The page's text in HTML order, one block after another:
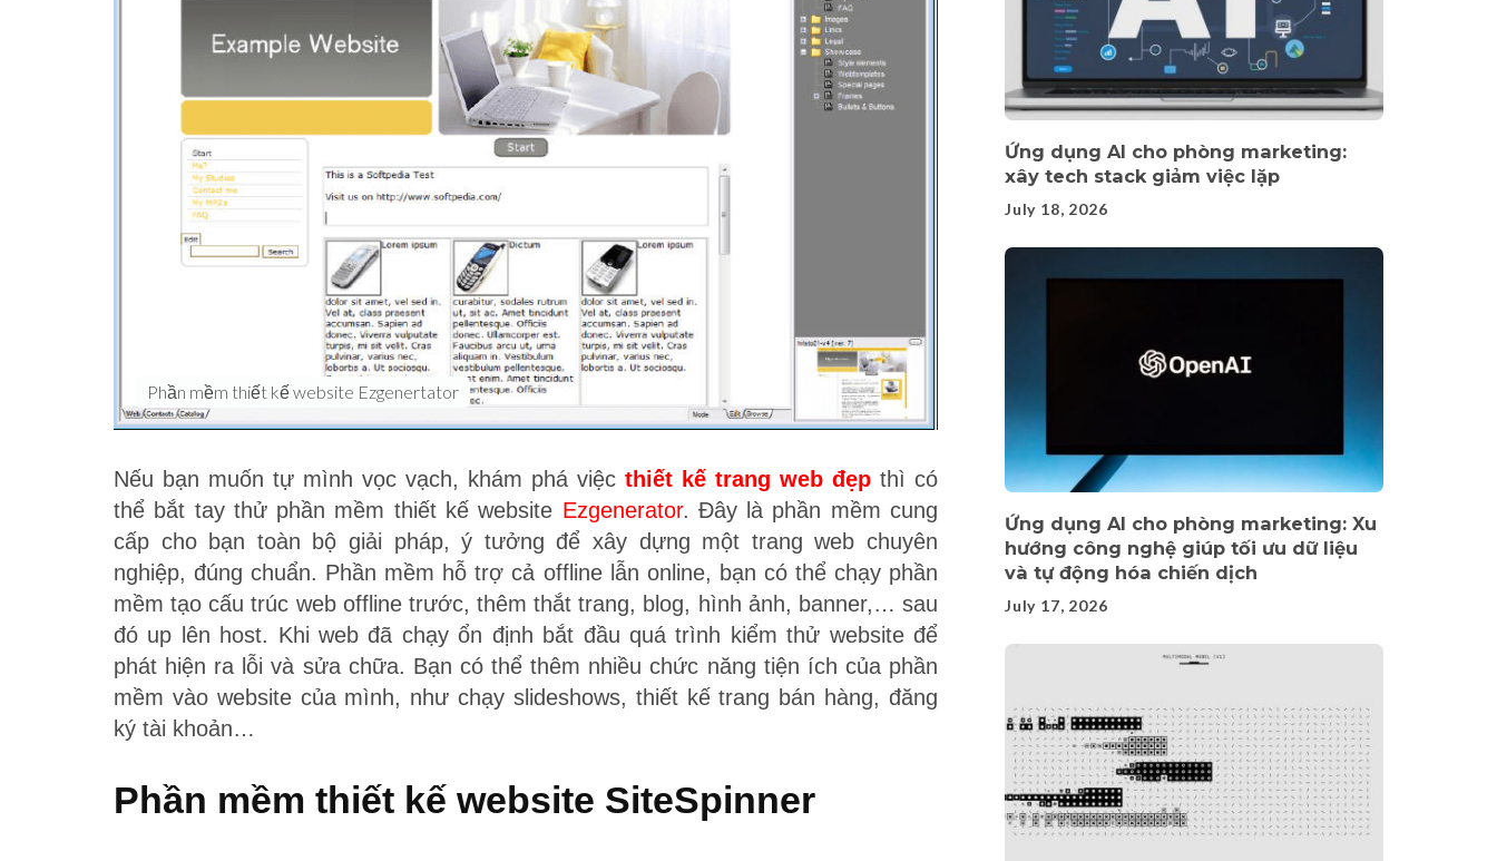
Phần mềm thiết kế website Ezgenertator
Nếu bạn muốn tự mình vọc vạch, khám phá việc thiết kế trang web đẹp thì có
thể bắt tay thử phần mềm thiết kế website Ezgenerator. Đây là phần mềm cung
cấp cho bạn toàn bộ giải pháp, ý tưởng để xây dựng một trang web chuyên
nghiệp, đúng chuẩn. Phần mềm hỗ trợ cả offline lẫn online, bạn có thể chạy phần
mềm tạo cấu trúc web offline trước, thêm thắt trang, blog, hình ảnh, banner,… sau
đó up lên host. Khi web đã chạy ổn định bắt đầu quá trình kiểm thử website để
phát hiện ra lỗi và sửa chữa. Bạn có thể thêm nhiều chức năng tiện ích của phần
mềm vào website của mình, như chạy slideshows, thiết kế trang bán hàng, đăng
ký tài khoản…
Phần mềm thiết kế website SiteSpinner
Ứng dụng AI cho phòng marketing:
xây tech stack giảm việc lặp
July 18, 2026
Ứng dụng AI cho phòng marketing: Xu
hướng công nghệ giúp tối ưu dữ liệu
và tự động hóa chiến dịch
July 17, 2026